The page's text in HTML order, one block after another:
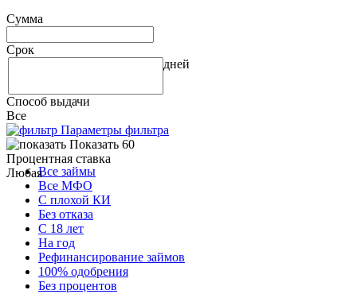
Сумма
Срок
дней
Способ выдачи
Все
Параметры фильтра
Показать 60
Процентная ставка
ЛюбаяВсе займы
Все МФО
С плохой КИ
Без отказа
С 18 лет
На год
Рефинансирование займов
100% одобрения
Без процентов